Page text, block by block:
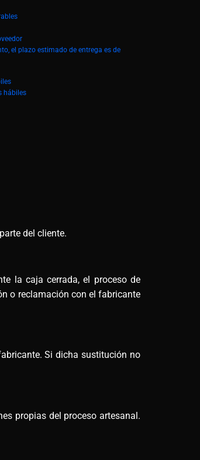
el plazo estimado de entrega es de
hábiles
del cliente.
la caja cerrada, el proceso de
o reclamación con el fabricante
Si dicha sustitución no
propias del proceso artesanal.